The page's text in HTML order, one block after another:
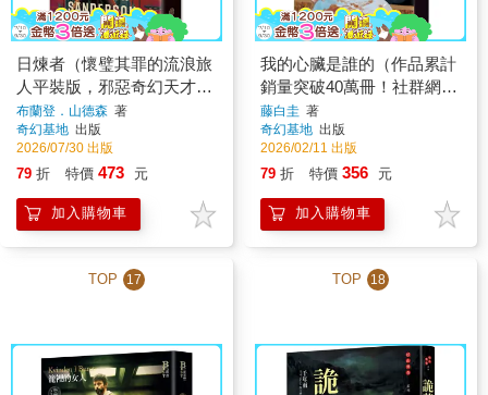
日煉者（懷璧其罪的流浪旅
人平裝版，邪惡奇幻天才大
神超凡驚豔震撼全球祕密計
畫）
布蘭登．山德森 著
奇幻基地 出版
2026/07/30 出版
79 折 特價 473 元
加入購物車
我的心臟是誰的（作品累計
銷量突破40萬冊！社群網路
X爆紅鬼才新銳作家，藤白
圭最新長篇作——校園驚悚
×心理懸疑×集體夢魘）
藤白圭 著
奇幻基地 出版
2026/02/11 出版
79 折 特價 356 元
加入購物車
TOP 17 TOP 18